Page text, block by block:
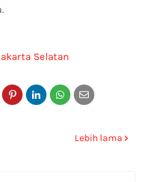
Selatan
Lebih lama